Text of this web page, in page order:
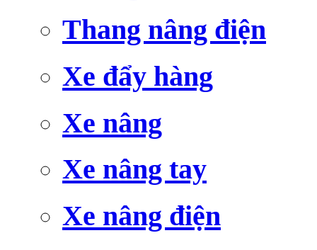
Thang nâng điện
Xe đẩy hàng
Xe nâng
Xe nâng tay
Xe nâng điện